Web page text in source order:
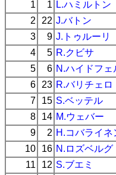
1
1 L.ハミルトン
2
22 J.バトン
3
9 J.トゥルーリ
4
5 R.クビサ
5
6 N.ハイドフェ
6
23 R.バリチェロ
7
15 S.ベッテル
8
14 M.ウェバー
9
2 H.コバライネ
10
16 N.ロズベルグ
11
12 S.ブエミ